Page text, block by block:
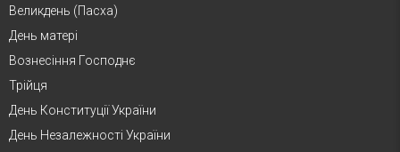
Великдень (Пасха)
День матері
Вознесіння Господнє
Трійця
День Конституції України
День Незалежності України